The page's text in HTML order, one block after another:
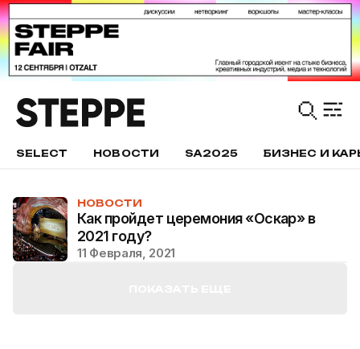
SELECT НОВОСТИ SA2025 БИЗНЕС И
НОВОСТИ
Как пройдет церемония «Оскар» в
2021 году?
11 Февраля, 2021